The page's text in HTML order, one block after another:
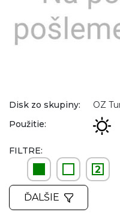
Disk zo skupiny:
OZ
Použitie:
FILTRE:
2
ĎALŠIE